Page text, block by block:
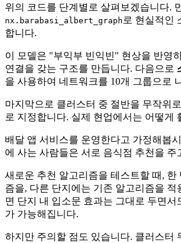
위의 코드를 단계별로 살펴보겠습니다.
nx.barabasi_albert_graph 로 현실적인
합니다.
이 모델은 "부익부 빈익빈" 현상을 반영
연결을 갖는 구조를 만듭니다. 다음으로
을 사용하여 네트워크를 10개 그룹으로
마지막으로 클러스터 중 절반을 무작위
로 지정합니다. 실제 현업에서는 어떻게
배달 앱 서비스를 운영한다고 가정해봅
에 사는 사람들은 서로 음식점 추천을 주
새로운 추천 알고리즘을 테스트할 때, 한
즘을, 다른 단지에는 기존 알고리즘을 적
면 단지 내 입소문 효과는 그대로 두면서
가 가능해집니다.
하지만 주의할 점도 있습니다. 클러스터